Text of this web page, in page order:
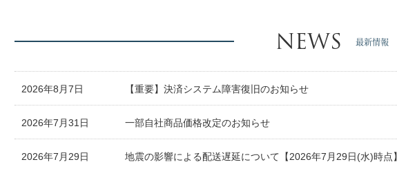
NEWS 最新情報
2026年8月7日 【重要】決済システム障害復旧のお知らせ
2026年7月31日 一部自社商品価格改定のお知らせ
2026年7月29日 地震の影響による配送遅延について【2026年7月29日(水)時点